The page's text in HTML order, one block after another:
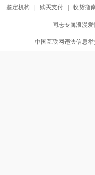
鉴定机构 购买支付 收货指
同志专属浪漫
中国互联网违法信息